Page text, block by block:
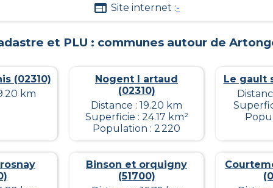
Site internet :-
et PLU : communes autour de
(02310)
km
Nogent l artaud
(02310)
Distance : 19.20 km
Superficie : 24.17 km²
Population : 2 220
Le gault
Binson et orquigny
(51700)